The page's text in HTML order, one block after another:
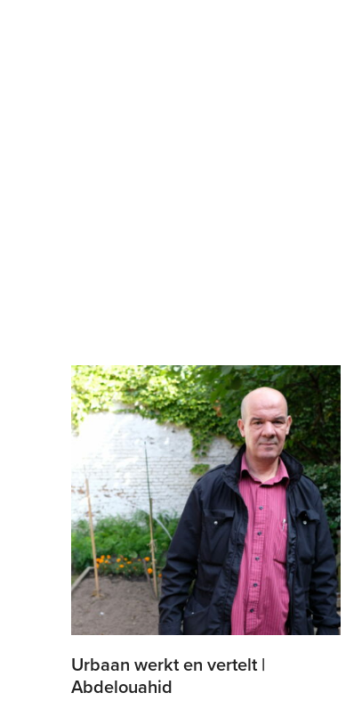
Urbaan werkt en vertelt |
Abdelouahid